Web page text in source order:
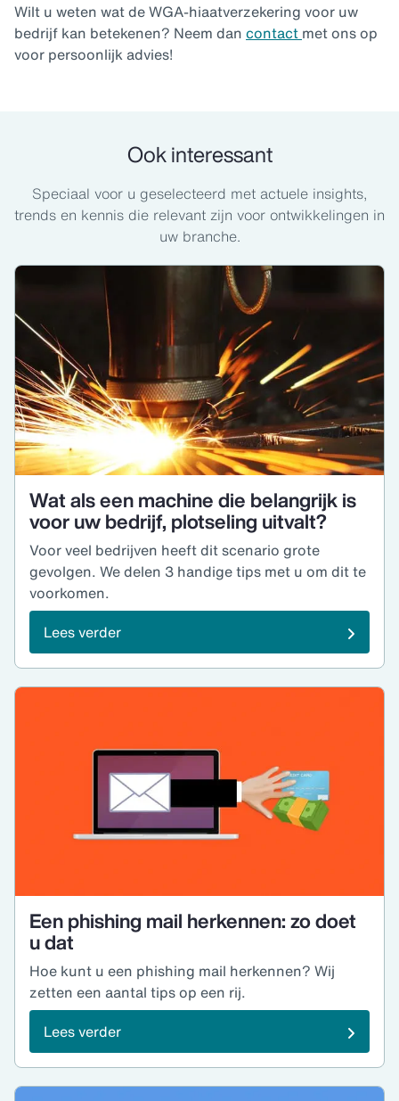
Wilt u weten wat de WGA-hiaatverzekering voor uw
bedrijf kan betekenen? Neem dan contact met ons op
voor persoonlijk advies!
Ook interessant
Speciaal voor u geselecteerd met actuele insights,
trends en kennis die relevant zijn voor ontwikkelingen in
uw branche.
Wat als een machine die belangrijk is
voor uw bedrijf, plotseling uitvalt?
Voor veel bedrijven heeft dit scenario grote
gevolgen. We delen 3 handige tips met u om dit te
voorkomen.
Lees verder
Een phishing mail herkennen: zo doet
u dat
Hoe kunt u een phishing mail herkennen? Wij
zetten een aantal tips op een rij.
Lees verder